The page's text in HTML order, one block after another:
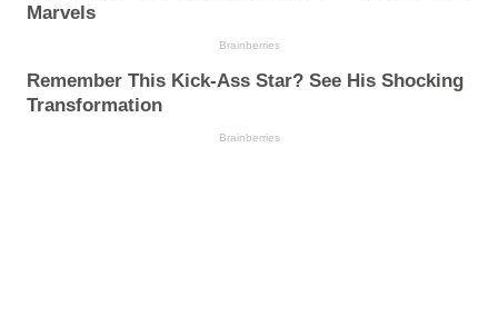
Marvels
Brainberries
Remember This Kick-Ass Star? See His Shocking
Transformation
Brainberries